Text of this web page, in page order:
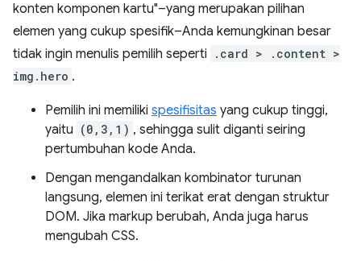
konten komponen kartu"–yang merupakan pilihan
elemen yang cukup spesifik–Anda kemungkinan besar
tidak ingin menulis pemilih seperti
.card > .content >
img.hero .
Pemilih ini memiliki spesifisitas yang cukup tinggi,
yaitu (0,3,1) , sehingga sulit diganti seiring
pertumbuhan kode Anda.
Dengan mengandalkan kombinator turunan
langsung, elemen ini terikat erat dengan struktur
DOM. Jika markup berubah, Anda juga harus
mengubah CSS.